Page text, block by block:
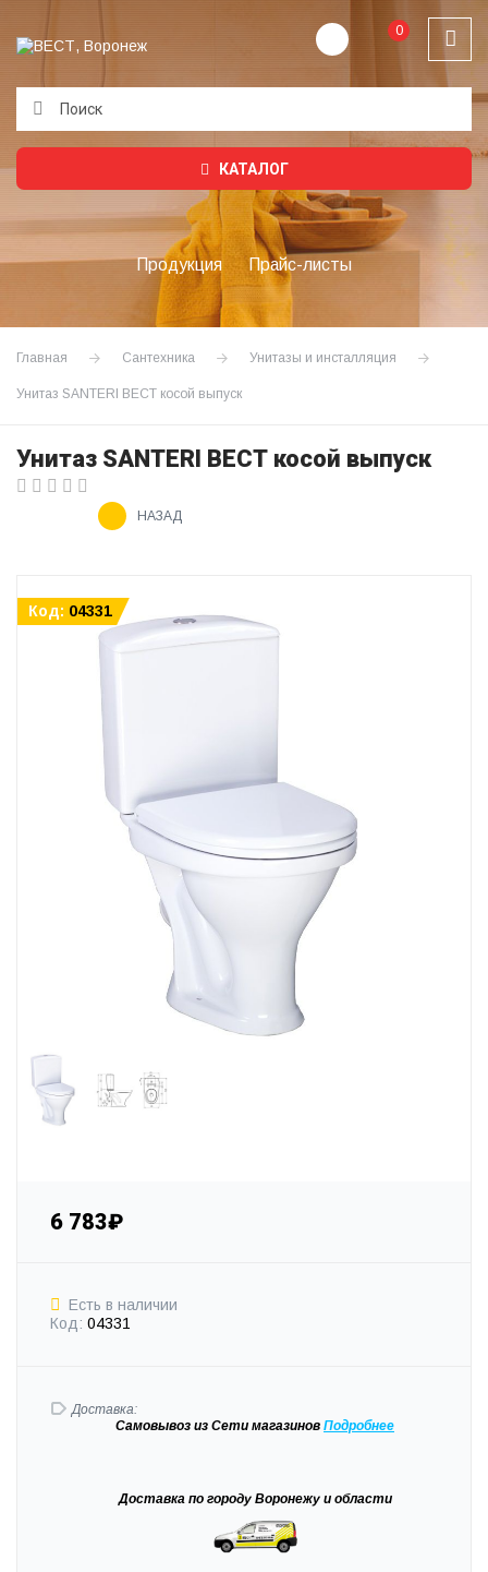
0
КАТАЛОГ
Продукция Прайс-листы
Главная Сантехника Унитазы и инсталляция
Унитаз SANTERI ВЕСТ косой выпуск
Унитаз SANTERI ВЕСТ косой выпуск
НАЗАД
Код: 04331
6 783₽
Есть в наличии
Код: 04331
Доставка:
Самовывоз из Сети магазинов Подробнее
Доставка по городу Воронежу и области